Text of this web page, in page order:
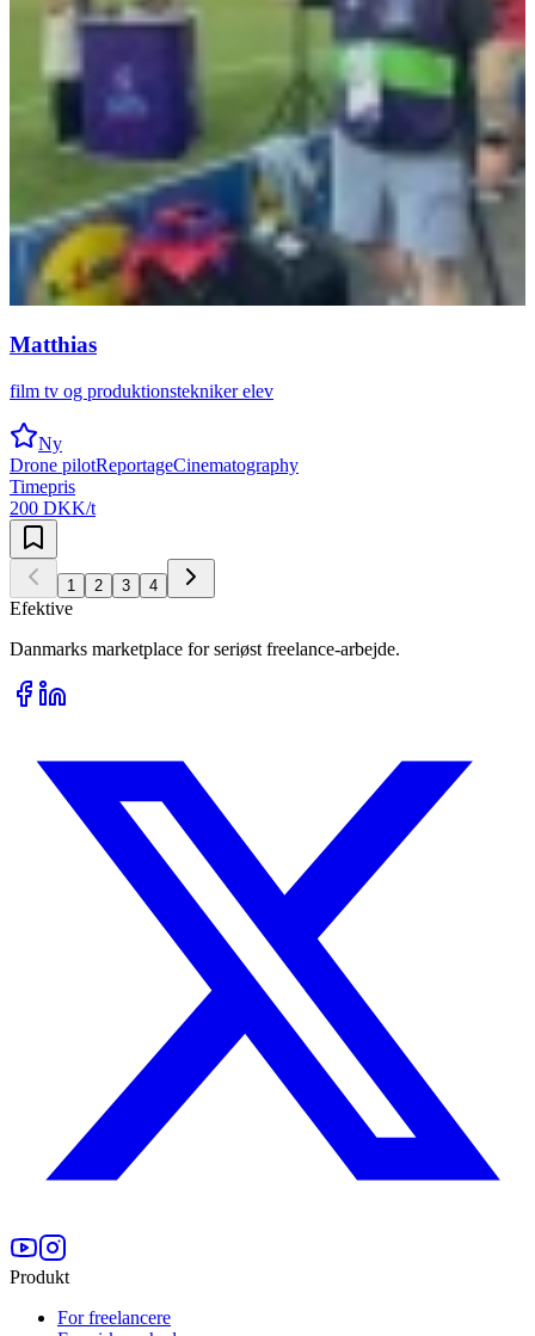
Matthias
film tv og produktionstekniker elev
Ny
Drone pilotReportageCinematography
Timepris
200 DKK/t
1 2 3 4
Efektive
Danmarks marketplace for seriøst freelance-arbejde.
Produkt
For freelancere